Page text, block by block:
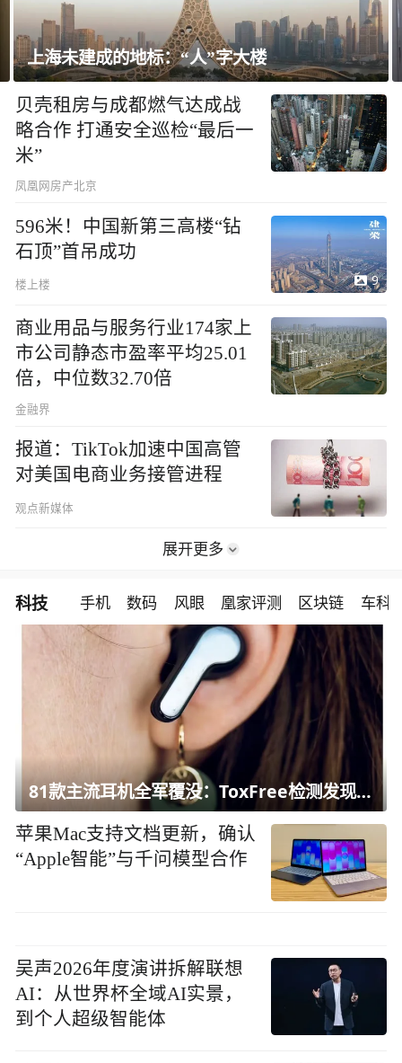
飘窗竟然能变身全屋C位 都后悔没早知道！
贝壳租房与成都燃气达成战
略合作 打通安全巡检“最后一
米”
凤凰网房产北京
596米！中国新第三高楼“钻
石顶”首吊成功
楼上楼 9
商业用品与服务行业174家上
市公司静态市盈率平均25.01
倍，中位数32.70倍
金融界
报道：TikTok加速中国高管
对美国电商业务接管进程
观点新媒体
展开更多
科技 手机 数码 风眼 凰家评测 区块链 车科
81款主流耳机全军覆没：ToxFree检测发现均含对人体有害化学物质
苹果Mac支持文档更新，确认
“Apple智能”与千问模型合作
吴声2026年度演讲拆解联想
AI：从世界杯全域AI实景，
到个人超级智能体